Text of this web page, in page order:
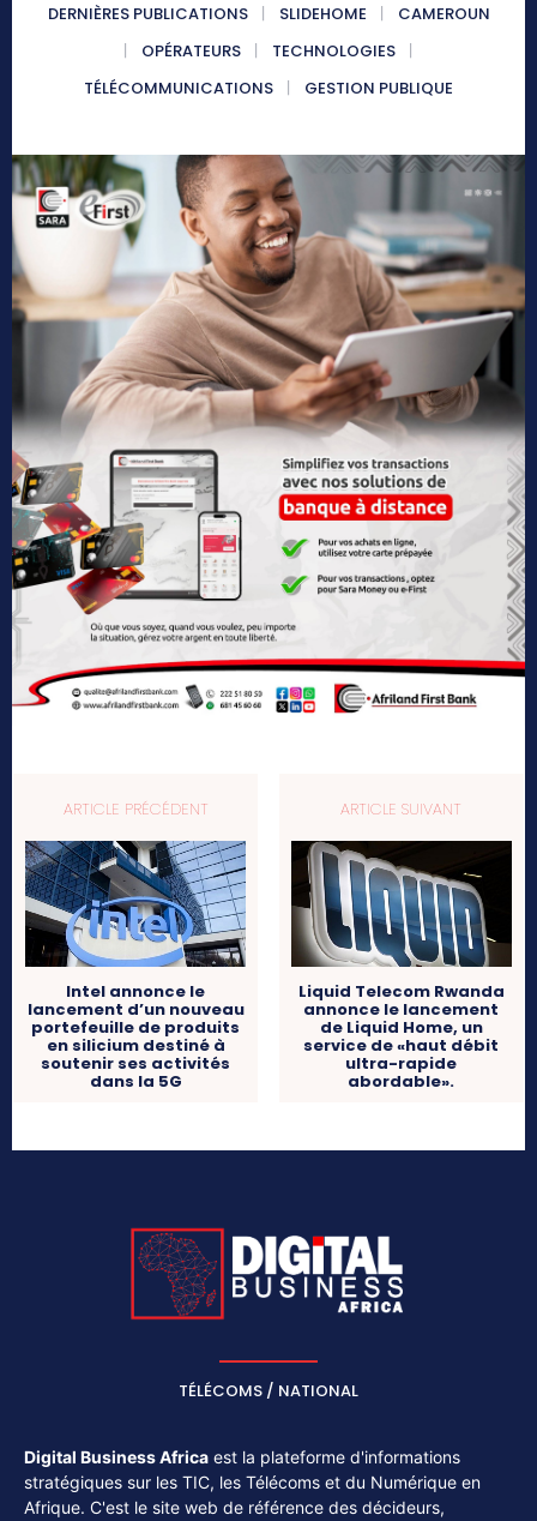
DERNIÈRES PUBLICATIONS SLIDEHOME
CAMEROUN
OPÉRATEURS
TECHNOLOGIES
TÉLÉCOMMUNICATIONS
GESTION PUBLIQUE
ARTICLE PRÉCÉDENT
Intel annonce le
lancement d’un nouveau
portefeuille de produits
en silicium destiné à
soutenir ses activités
dans la 5G
ARTICLE SUIVANT
Liquid Telecom Rwanda
annonce le lancement
de Liquid Home, un
service de «haut débit
ultra-rapide
abordable».
TÉLÉCOMS / NATIONAL
Digital Business Africa est la plateforme d'informations
stratégiques sur les TIC, les Télécoms et du Numérique en
Afrique. C'est le site web de référence des décideurs,